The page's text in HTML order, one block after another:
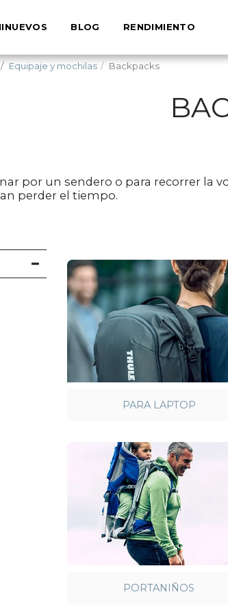
BLOG RENDIMIENTO
Equipaje y mochilas Backpacks
por un sendero o para recorrer la
perder el tiempo.
PARA LAPTOP
PORTANIÑOS